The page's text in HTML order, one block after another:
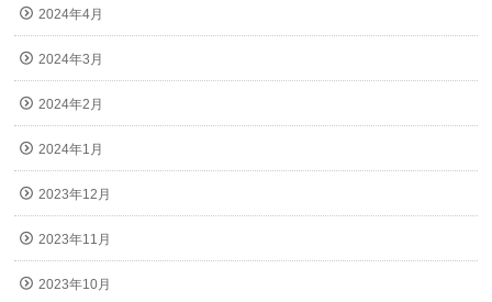
2024年4月
2024年3月
2024年2月
2024年1月
2023年12月
2023年11月
2023年10月